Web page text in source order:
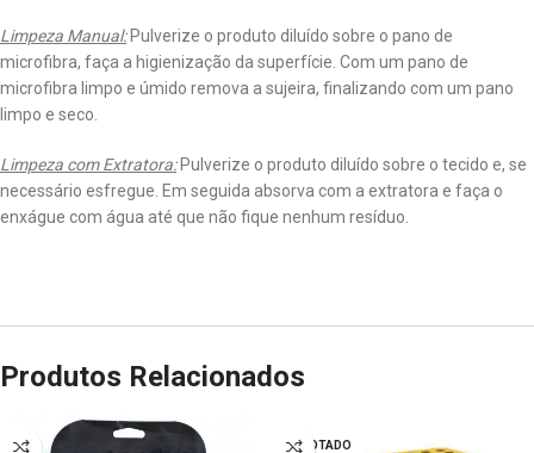
Limpeza Manual:Pulverize o produto diluído sobre o pano de
microfibra, faça a higienização da superfície. Com um pano de
microfibra limpo e úmido remova a sujeira, finalizando com um pano
limpo e seco.
Limpeza com Extratora:Pulverize o produto diluído sobre o tecido e, se
necessário esfregue. Em seguida absorva com a extratora e faça o
enxágue com água até que não fique nenhum resíduo.
Produtos Relacionados
ESGOTADO